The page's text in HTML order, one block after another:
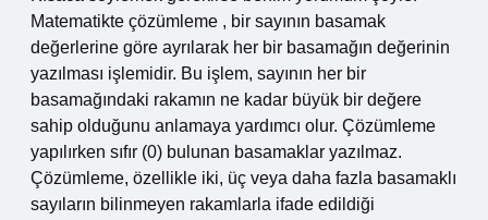
Matematikte çözümleme , bir sayının basamak
değerlerine göre ayrılarak her bir basamağın değerinin
yazılması işlemidir. Bu işlem, sayının her bir
basamağındaki rakamın ne kadar büyük bir değere
sahip olduğunu anlamaya yardımcı olur. Çözümleme
yapılırken sıfır (0) bulunan basamaklar yazılmaz.
Çözümleme, özellikle iki, üç veya daha fazla basamaklı
sayıların bilinmeyen rakamlarla ifade edildiği